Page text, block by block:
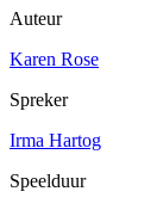
Auteur
Karen Rose
Spreker
Irma Hartog
Speelduur